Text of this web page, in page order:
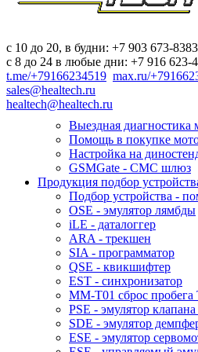
c 10 до 20, в будни: +7 903 673-8383
с 8 до 24 в любые дни: +7 916 623-
t.me/+79166234519 max.ru/
sales@healtech.ru
healtech@healtech.ru
Выездная диагностика
Помощь в покупке
Настройка на
GSMGate - СМС шлюз
Продукция подбор
Подбор устройства -
OSE - эмулятор лямбды
iLE - даталоггер
ARA - трекшен
SIA - программатор
QSE - квикшифтер
EST - синхронизатор
MM-T01 сброс пробега
PSE - эмулятор
SDE - эмулятор
ESE - эмулятор